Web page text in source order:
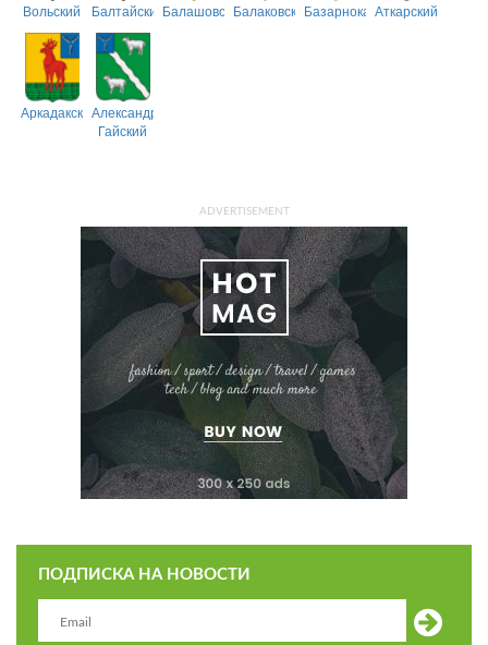
Вольский БалтайскийБалашовскийБалаковскийБазарнокарабулакский
Аткарский
АркадакскийАлександрово-
Гайский
ADVERTISEMENT
ПОДПИСКА НА НОВОСТИ